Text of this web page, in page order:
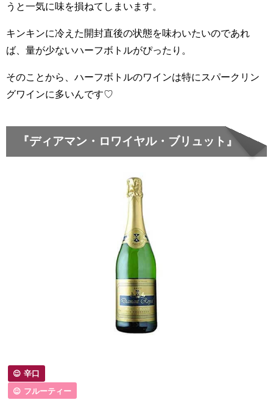
うと一気に味を損ねてしまいます。
キンキンに冷えた開封直後の状態を味わいたいのであれ
ば、量が少ないハーフボトルがぴったり。
そのことから、ハーフボトルのワインは特にスパークリン
グワインに多いんです♡
『ディアマン・ロワイヤル・ブリュット』
辛口
フルーティー